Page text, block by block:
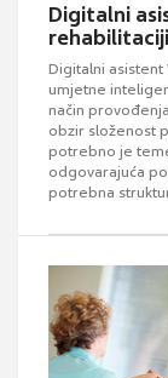
Digitalni
Digitalni
umjetne
način
obzir složenost
potrebno je
odgovarajuća
potrebna